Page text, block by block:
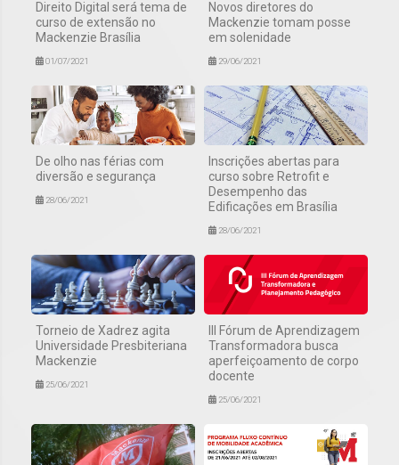
Direito Digital será tema de
curso de extensão no
Mackenzie Brasília
01/07/2021
Novos diretores do
Mackenzie tomam posse
em solenidade
29/06/2021
De olho nas férias com
diversão e segurança
28/06/2021
Inscrições abertas para
curso sobre Retrofit e
Desempenho das
Edificações em Brasília
28/06/2021
Torneio de Xadrez agita
Universidade Presbiteriana
Mackenzie
25/06/2021
III Fórum de Aprendizagem
Transformadora busca
aperfeiçoamento de corpo
docente
25/06/2021